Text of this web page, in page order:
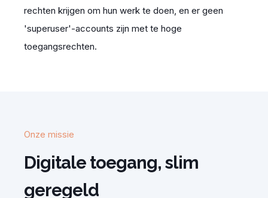
rechten krijgen om hun werk te doen, en er geen
'superuser'-accounts zijn met te hoge
toegangsrechten.
Onze missie
Digitale toegang, slim
geregeld